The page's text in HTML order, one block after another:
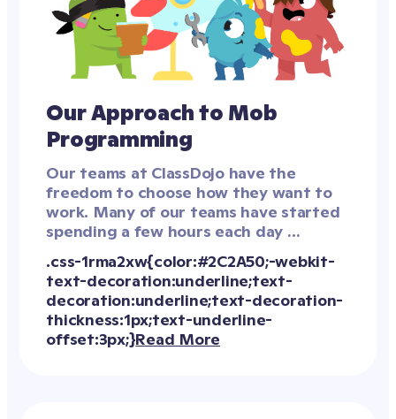
Our Approach to Mob
Programming
Our teams at ClassDojo have the
freedom to choose how they want to
work. Many of our teams have started
spending a few hours each day
mobbing because we've found it to be
an effective form of collaboration.
Here's how we do it!
Read More